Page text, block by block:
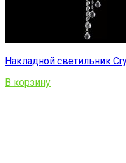
Накладной светильник
В корзину